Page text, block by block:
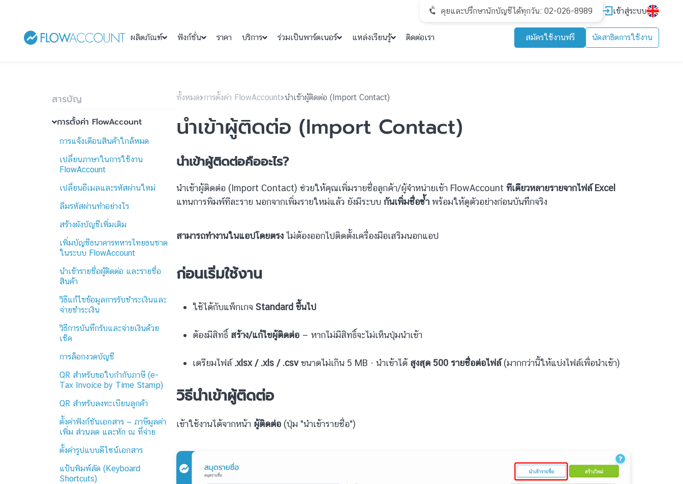
คุยและปรึกษานักบัญชีได้ทุกวัน: 02-026-8989 เข้าสู่ระบบ
ผลิตภัณฑ์ ฟังก์ชั่น ราคา บริการ ร่วมเป็นพาร์ตเนอร์ แหล่งเรียนรู้ ติดต่อเรา สมัครใช้งานฟรี นัดสาธิตการใช้งาน
สารบัญ
การตั้งค่า FlowAccount
การแจ้งเตือนสินค้าใกล้หมด
เปลี่ยนภาษาในการใช้งาน
FlowAccount
เปลี่ยนอีเมลและรหัสผ่านใหม่
ลืมรหัสผ่านทำอย่างไร
สร้างผังบัญชีเพิ่มเติม
เพิ่มบัญชีธนาคารทหารไทยธนชาต
ในระบบ FlowAccount
นำเข้ารายชื่อผู้ติดต่อ และรายชื่อ
สินค้า
วิธีแก้ไขข้อมูลการรับชำระเงินและ
จ่ายชำระเงิน
วิธีการบันทึกรับและจ่ายเงินด้วย
เช็ค
การล็อกงวดบัญชี
QR สำหรับขอใบกำกับภาษี (e-
Tax Invoice by Time Stamp)
QR สำหรับลงทะเบียนลูกค้า
ตั้งค่าฟังก์ชันเอกสาร — ภาษีมูลค่า
เพิ่ม ส่วนลด และหัก ณ ที่จ่าย
ตั้งค่ารูปแบบดีไซน์เอกสาร
แป้นพิมพ์ลัด (Keyboard
Shortcuts)
ทั้งหมด การตั้งค่า FlowAccount นำเข้าผู้ติดต่อ (Import Contact)
นำเข้าผู้ติดต่อ (Import Contact)
นำเข้าผู้ติดต่อคืออะไร?
นำเข้าผู้ติดต่อ (Import Contact) ช่วยให้คุณเพิ่มรายชื่อลูกค้า/ผู้จำหน่ายเข้า FlowAccount ทีเดียวหลายรายจากไฟล์ Excel
แทนการพิมพ์ทีละราย นอกจากเพิ่มรายใหม่แล้ว ยังมีระบบ กันเพิ่มชื่อซ้ำ พร้อมให้ดูตัวอย่างก่อนบันทึกจริง
สามารถทำงานในแอปโดยตรง ไม่ต้องออกไปติดตั้งเครื่องมือเสริมนอกแอป
ก่อนเริ่มใช้งาน
ใช้ได้กับแพ็กเกจ Standard ขึ้นไป
ต้องมีสิทธิ์ สร้าง/แก้ไขผู้ติดต่อ — หากไม่มีสิทธิ์จะไม่เห็นปุ่มนำเข้า
เตรียมไฟล์.xlsx / .xls / .csvขนาดไม่เกิน 5 MB · นำเข้าได้ สูงสุด 500 รายชื่อต่อไฟล์(มากกว่านี้ให้แบ่งไฟล์เพื่อนำเข้า)
วิธีนำเข้าผู้ติดต่อ
เข้าใช้งานได้จากหน้า ผู้ติดต่อ (ปุ่ม "นำเข้ารายชื่อ")